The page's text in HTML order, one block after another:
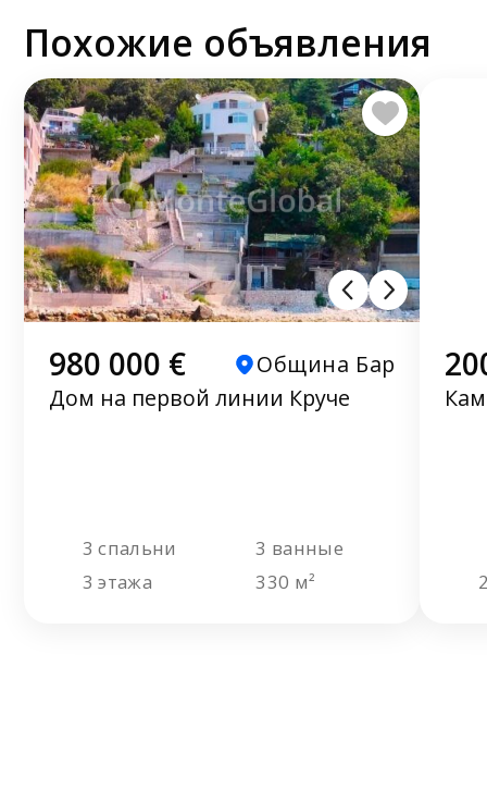
Похожие объявления
980 000 €
Община Бар
Дом на первой линии Круче
3 спальни
3 ванные
3 этажа
330 м²